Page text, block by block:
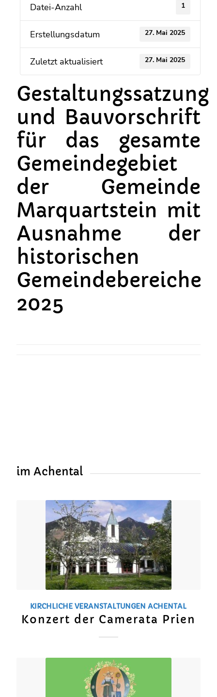
Datei-Anzahl 1
Erstellungsdatum 27. Mai 2025
Zuletzt aktualisiert 27. Mai 2025
Gestaltungssatzung
und Bauvorschrift
für das gesamte
Gemeindegebiet
der Gemeinde
Marquartstein mit
Ausnahme der
historischen
Gemeindebereiche
2025
im Achental
KIRCHLICHE VERANSTALTUNGEN ACHENTAL
Konzert der Camerata Prien